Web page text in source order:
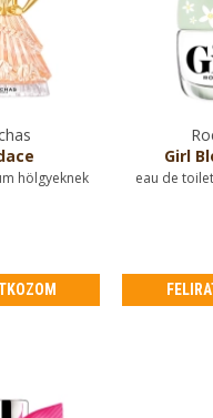
hölgyeknek
Girl
eau de